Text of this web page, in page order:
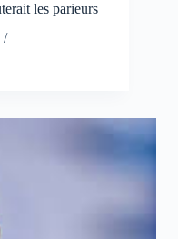
les parieurs